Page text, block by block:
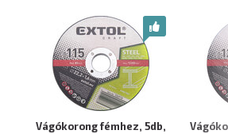
Vágókorong fémhez, 5db,